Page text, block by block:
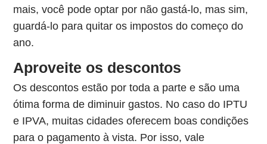
mais, você pode optar por não gastá-lo, mas sim,
guardá-lo para quitar os impostos do começo do
ano.
Aproveite os descontos
Os descontos estão por toda a parte e são uma
ótima forma de diminuir gastos. No caso do IPTU
e IPVA, muitas cidades oferecem boas condições
para o pagamento à vista. Por isso, vale